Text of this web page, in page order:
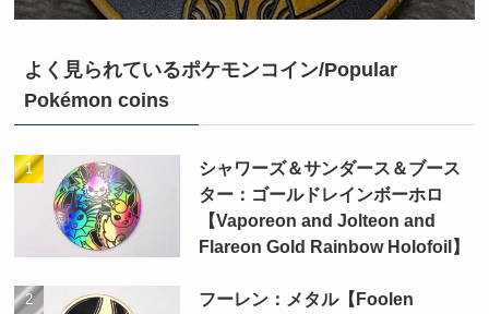
よく見られているポケモンコイン/Popular
Pokémon coins
シャワーズ＆サンダース＆ブース
ター：ゴールドレインボーホロ
【Vaporeon and Jolteon and
Flareon Gold Rainbow Holofoil】
フーレン：メタル【Foolen